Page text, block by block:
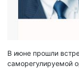
В июне прошли
саморегулируемой